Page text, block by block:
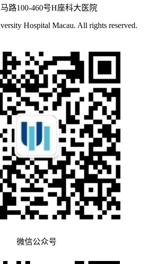
路100-460号H座科大医院
Hospital Macau. All rights reserved.
微信公众号